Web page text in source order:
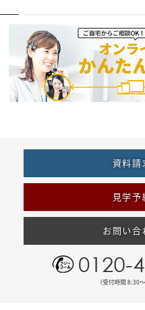
資料請
見学予
お問い合
0120-
（受付時間 8:30